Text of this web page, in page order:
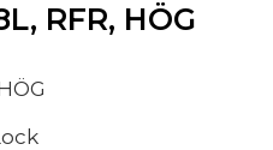
RFR, HÖG